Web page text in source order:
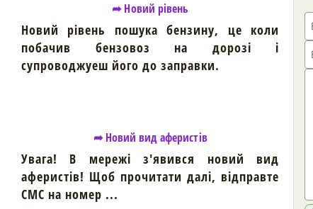
➦ Новий рівень
Новий рівень пошука бензину, це коли
побачив бензовоз на дорозі і
супроводжуеш його до заправки.
➦ Новий вид аферистів
Увага! В мережі з'явився новий вид
аферистів! Щоб прочитати далі, відправте
СМС на номер ...